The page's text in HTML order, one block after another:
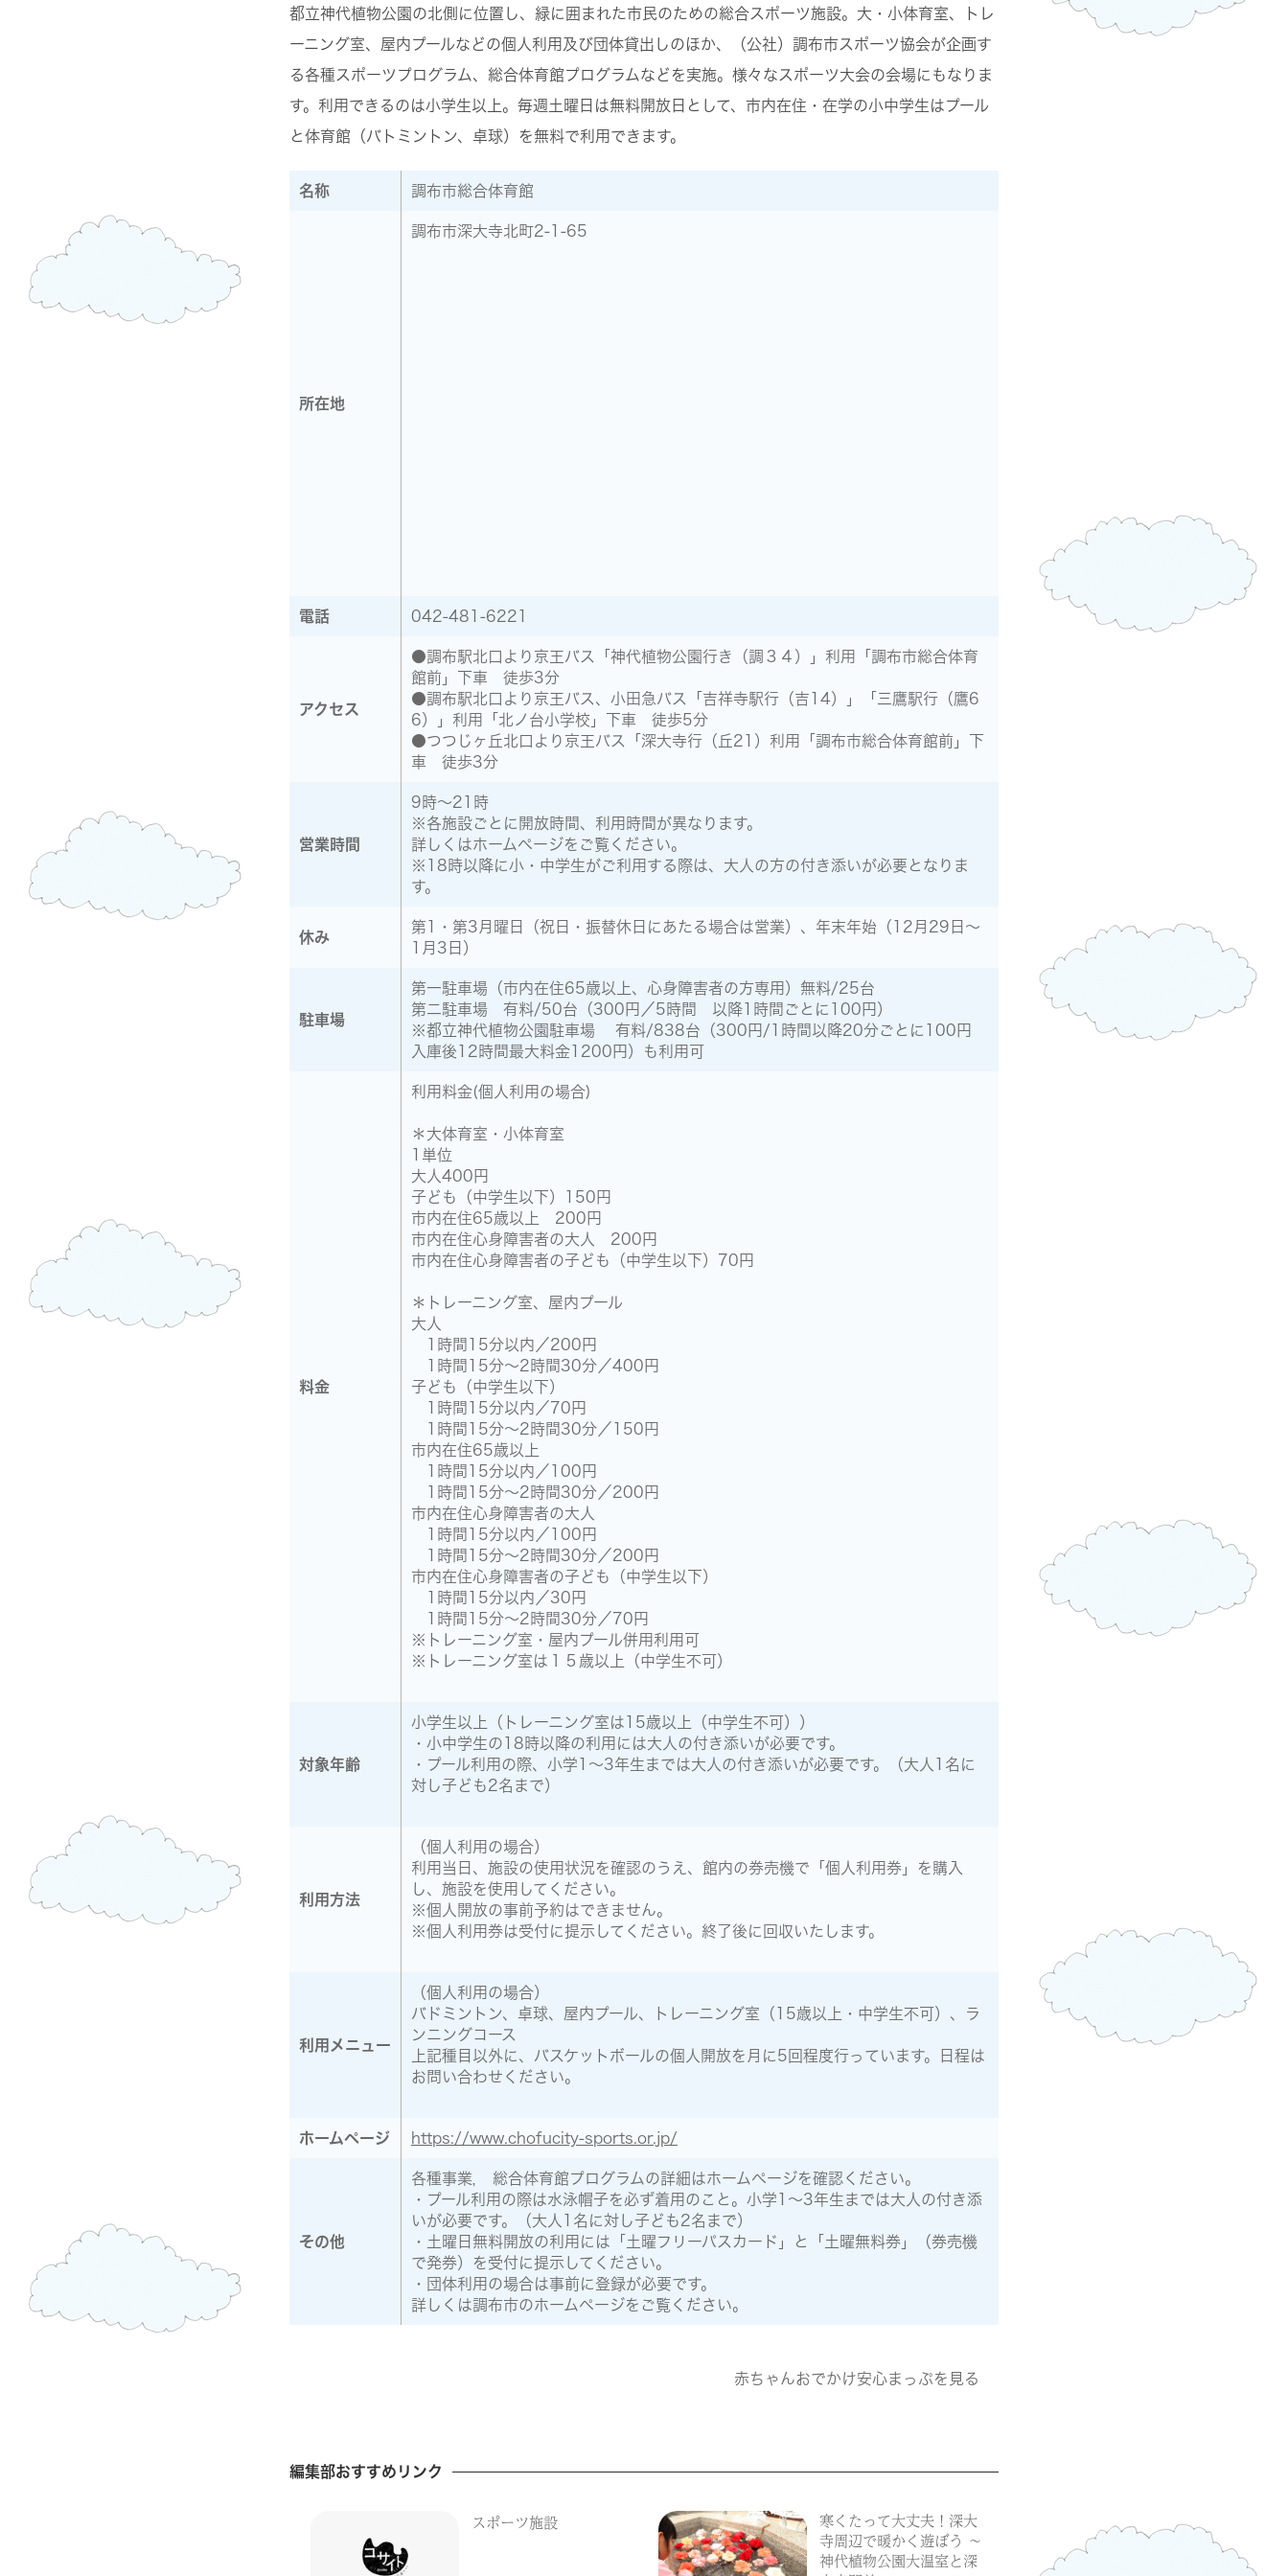
都立神代植物公園の北側に位置し、緑に囲まれた市民のための総合スポーツ施設。大・小体育室、トレ
ーニング室、屋内プールなどの個人利用及び団体貸出しのほか、（公社）調布市スポーツ協会が企画す
る各種スポーツプログラム、総合体育館プログラムなどを実施。様々なスポーツ大会の会場にもなりま
す。利用できるのは小学生以上。毎週土曜日は無料開放日として、市内在住・在学の小中学生はプール
と体育館（バトミントン、卓球）を無料で利用できます。
名称 調布市総合体育館
所在地
調布市深大寺北町2-1-65
電話 042-481-6221
アクセス
●調布駅北口より京王バス「神代植物公園行き（調３４）」利用「調布市総合体育
館前」下車 徒歩3分
●調布駅北口より京王バス、小田急バス「吉祥寺駅行（吉14）」「三鷹駅行（鷹6
6）」利用「北ノ台小学校」下車 徒歩5分
●つつじヶ丘北口より京王バス「深大寺行（丘21）利用「調布市総合体育館前」下
車 徒歩3分
営業時間
9時～21時
※各施設ごとに開放時間、利用時間が異なります。
詳しくはホームページをご覧ください。
※18時以降に小・中学生がご利用する際は、大人の方の付き添いが必要となりま
す。
休み
第1・第3月曜日（祝日・振替休日にあたる場合は営業）、年末年始（12月29日～
1月3日）
駐車場
第一駐車場（市内在住65歳以上、心身障害者の方専用）無料/25台
第二駐車場 有料/50台（300円／5時間 以降1時間ごとに100円）
※都立神代植物公園駐車場 有料/838台（300円/1時間以降20分ごとに100円
入庫後12時間最大料金1200円）も利用可
料金
利用料金(個人利用の場合)
＊大体育室・小体育室
1単位
大人400円
子ども（中学生以下）150円
市内在住65歳以上 200円
市内在住心身障害者の大人 200円
市内在住心身障害者の子ども（中学生以下）70円
＊トレーニング室、屋内プール
大人
1時間15分以内／200円
1時間15分～2時間30分／400円
子ども（中学生以下）
1時間15分以内／70円
1時間15分～2時間30分／150円
市内在住65歳以上
1時間15分以内／100円
1時間15分～2時間30分／200円
市内在住心身障害者の大人
1時間15分以内／100円
1時間15分～2時間30分／200円
市内在住心身障害者の子ども（中学生以下）
1時間15分以内／30円
1時間15分～2時間30分／70円
※トレーニング室・屋内プール併用利用可
※トレーニング室は１５歳以上（中学生不可）
対象年齢
小学生以上（トレーニング室は15歳以上（中学生不可））
・小中学生の18時以降の利用には大人の付き添いが必要です。
・プール利用の際、小学1～3年生までは大人の付き添いが必要です。（大人1名に
対し子ども2名まで）
利用方法
（個人利用の場合）
利用当日、施設の使用状況を確認のうえ、館内の券売機で「個人利用券」を購入
し、施設を使用してください。
※個人開放の事前予約はできません。
※個人利用券は受付に提示してください。終了後に回収いたします。
利用メニュー
（個人利用の場合）
バドミントン、卓球、屋内プール、トレーニング室（15歳以上・中学生不可）、ラ
ンニングコース
上記種目以外に、バスケットボールの個人開放を月に5回程度行っています。日程は
お問い合わせください。
ホームページ https://www.chofucity-sports.or.jp/
その他
各種事業， 総合体育館プログラムの詳細はホームページを確認ください。
・プール利用の際は水泳帽子を必ず着用のこと。小学1～3年生までは大人の付き添
いが必要です。（大人1名に対し子ども2名まで）
・土曜日無料開放の利用には「土曜フリーパスカード」と「土曜無料券」（券売機
で発券）を受付に提示してください。
・団体利用の場合は事前に登録が必要です。
詳しくは調布市のホームページをご覧ください。
赤ちゃんおでかけ安心まっぷを見る
編集部おすすめリンク
スポーツ施設
寒くたって大丈夫！深大
寺周辺で暖かく遊ぼう ～
神代植物公園大温室と深